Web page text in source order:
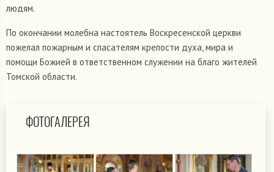
людям.
По окончании молебна настоятель Воскресенской церкви
пожелал пожарным и спасателям крепости духа, мира и
помощи Божией в ответственном служении на благо жителей
Томской области.
ФОТОГАЛЕРЕЯ